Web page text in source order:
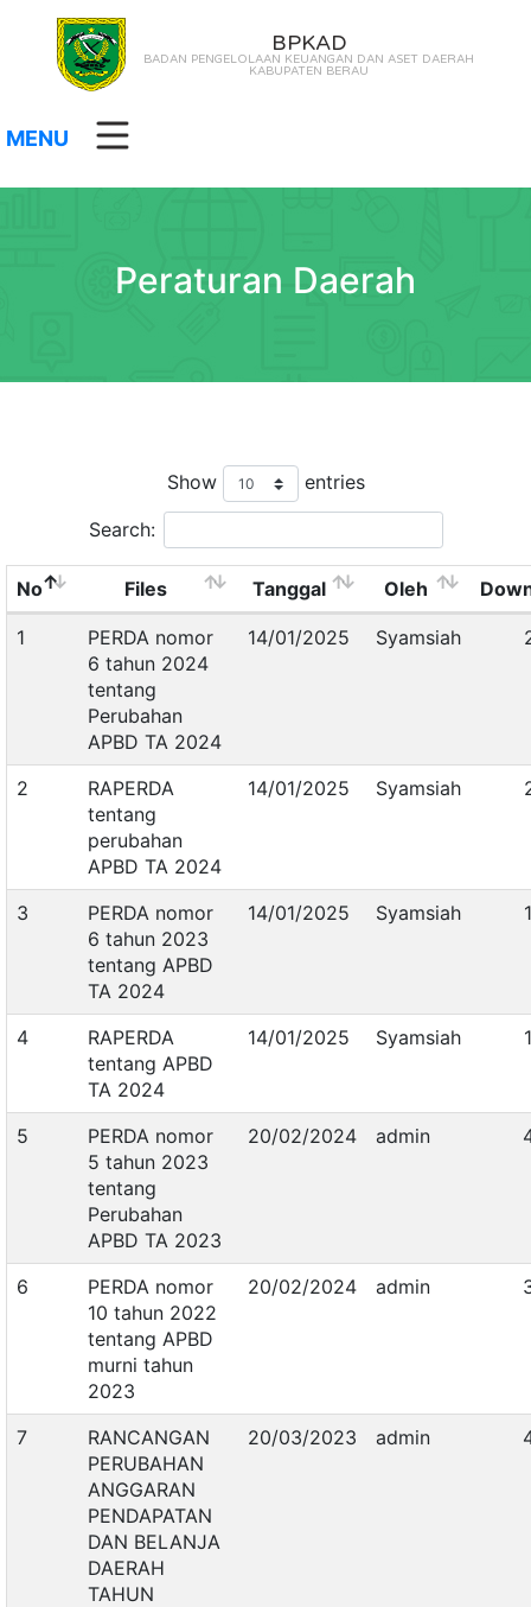
BPKAD
BADAN PENGELOLAAN KEUANGAN DAN ASET DAERAH
KABUPATEN BERAU
MENU
Peraturan Daerah
Show entries
Search:
No Files Tanggal Oleh
1
PERDA nomor
6 tahun 2024
tentang
Perubahan
APBD TA 2024
14/01/2025 Syamsiah
2
RAPERDA
tentang
perubahan
APBD TA 2024
14/01/2025 Syamsiah
3
PERDA nomor
6 tahun 2023
tentang APBD
TA 2024
14/01/2025 Syamsiah
4
RAPERDA
tentang APBD
TA 2024
14/01/2025 Syamsiah
5
PERDA nomor
5 tahun 2023
tentang
Perubahan
APBD TA 2023
20/02/2024 admin
6
PERDA nomor
10 tahun 2022
tentang APBD
murni tahun
2023
20/02/2024 admin
7
RANCANGAN
PERUBAHAN
ANGGARAN
PENDAPATAN
DAN BELANJA
DAERAH
TAHUN
20/03/2023 admin